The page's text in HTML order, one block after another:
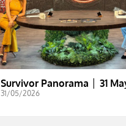
Survivor Panorama │ 31
31/05/2026